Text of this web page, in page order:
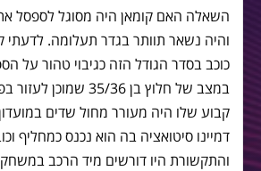
השאלה האם קומאן היה מסוגל לספסל
והיה נשאר תוותר בגדר תעלומה.
כוכב בסדר הגודל הזה כגיבוי טהור על
במצב של חלוץ בן 35/36
קבוע שלו היה מעורר מחול שדים
דמיינו סיטואציה בה הוא נכנס כמחליף
והתקשורת היו דורשים מיד הרכב